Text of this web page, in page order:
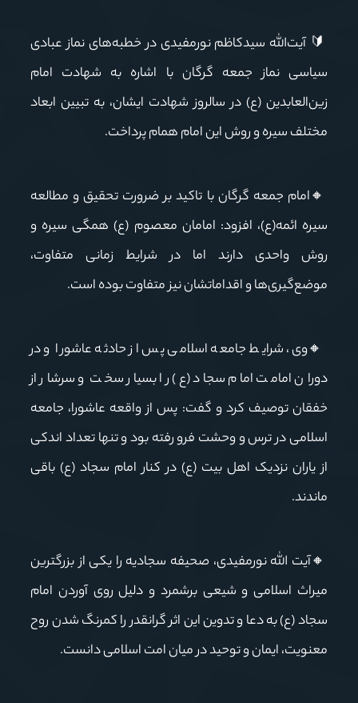
🔰 آیت‌الله سیدکاظم نورمفیدی در خطبه‌های نماز عبادی
سیاسی نماز جمعه گرگان با اشاره به شهادت امام
زین‌العابدین (ع) در سالروز شهادت ایشان، به تبیین ابعاد
مختلف سیره و روش این امام همام پرداخت.
🔸امام جمعه گرگان با تاکید بر ضرورت تحقیق و مطالعه
سیره ائمه(ع)، افزود: امامان معصوم (ع) همگی سیره و
روش واحدی دارند اما در شرایط زمانی متفاوت،
موضع‌گیری‌ها و اقداماتشان نیز متفاوت بوده است.
🔸وی، شرایط جامعه اسلامی پس از حادثه عاشورا و در
دوران امامت امام سجاد (ع) را بسیار سخت و سرشار از
خفقان توصیف کرد و گفت: پس از واقعه عاشورا، جامعه
اسلامی در ترس و وحشت فرو رفته بود و تنها تعداد اندکی
از یاران نزدیک اهل بیت (ع) در کنار امام سجاد (ع) باقی
ماندند.
🔸آیت الله نورمفیدی، صحیفه سجادیه را یکی از بزرگترین
میراث اسلامی و شیعی برشمرد و دلیل روی آوردن امام
سجاد (ع) به دعا و تدوین این اثر گرانقدر را کمرنگ شدن روح
معنویت، ایمان و توحید در میان امت اسلامی دانست.